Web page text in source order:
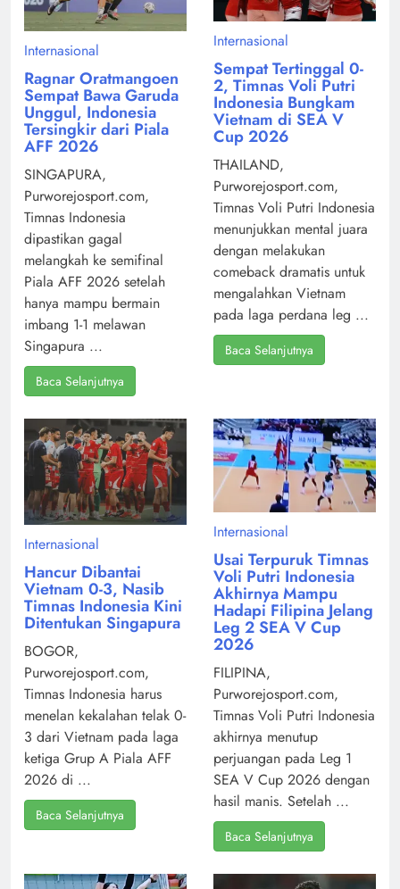
Internasional
Ragnar Oratmangoen
Sempat Bawa Garuda
Unggul, Indonesia
Tersingkir dari Piala
AFF 2026
SINGAPURA,
Purworejosport.com,
Timnas Indonesia
dipastikan gagal
melangkah ke semifinal
Piala AFF 2026 setelah
hanya mampu bermain
imbang 1-1 melawan
Singapura ...
Baca Selanjutnya
Internasional
Sempat Tertinggal 0-
2, Timnas Voli Putri
Indonesia Bungkam
Vietnam di SEA V
Cup 2026
THAILAND,
Purworejosport.com,
Timnas Voli Putri Indonesia
menunjukkan mental juara
dengan melakukan
comeback dramatis untuk
mengalahkan Vietnam
pada laga perdana leg ...
Baca Selanjutnya
Internasional
Hancur Dibantai
Vietnam 0-3, Nasib
Timnas Indonesia Kini
Ditentukan Singapura
BOGOR,
Purworejosport.com,
Timnas Indonesia harus
menelan kekalahan telak 0-
3 dari Vietnam pada laga
ketiga Grup A Piala AFF
2026 di ...
Baca Selanjutnya
Internasional
Usai Terpuruk Timnas
Voli Putri Indonesia
Akhirnya Mampu
Hadapi Filipina Jelang
Leg 2 SEA V Cup
2026
FILIPINA,
Purworejosport.com,
Timnas Voli Putri Indonesia
akhirnya menutup
perjuangan pada Leg 1
SEA V Cup 2026 dengan
hasil manis. Setelah ...
Baca Selanjutnya